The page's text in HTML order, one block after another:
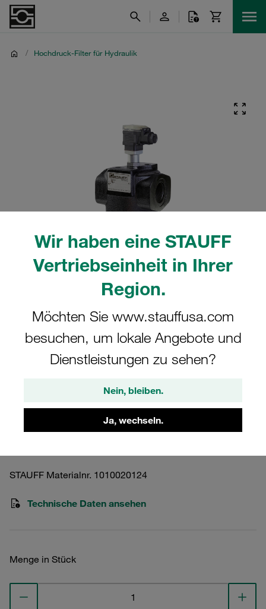
Wir haben eine STAUFF
Vertriebseinheit in Ihrer
Region.
Möchten Sie www.stauffusa.com
besuchen, um lokale Angebote und
Dienstleistungen zu sehen?
Nein, bleiben.
Ja, wechseln.
/ Hochdruck-Filter für Hydraulik
Bitte beachten Sie: Das Bild dient nur zur Veranschaulichung und kann vom
tatsächlichen Produkt abweichen.
Mehr anzeigen
Hochdruckfiltergehäuse Betriebsdruck
<420 bar
STAUFF Materialnr. 1010020124
Technische Daten ansehen
Menge in Stück